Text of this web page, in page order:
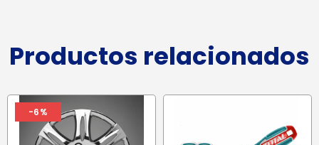
Productos relacionados
-6%